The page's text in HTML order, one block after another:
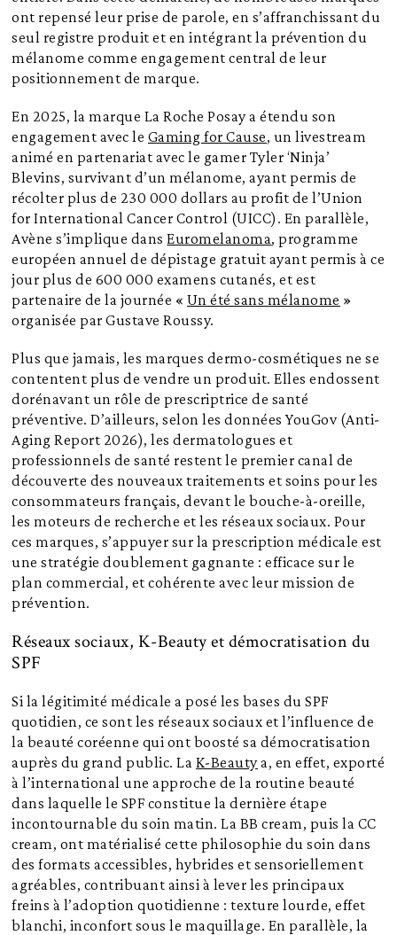
ont repensé leur prise de parole, en s’affranchissant du
seul registre produit et en intégrant la prévention du
mélanome comme engagement central de leur
positionnement de marque.
En 2025, la marque La Roche Posay a étendu son
engagement avec le Gaming for Cause, un livestream
animé en partenariat avec le gamer Tyler ‘Ninja’
Blevins, survivant d’un mélanome, ayant permis de
récolter plus de 230 000 dollars au profit de l’Union
for International Cancer Control (UICC). En parallèle,
Avène s’implique dansEuromelanoma, programme
européen annuel de dépistage gratuit ayant permis à ce
jour plus de 600 000 examens cutanés, et est
partenaire de la journée « Un été sans mélanome »
organisée par Gustave Roussy.
Plus que jamais, les marques dermo-cosmétiques ne se
contentent plus de vendre un produit. Elles endossent
dorénavant un rôle de prescriptrice de santé
préventive. D’ailleurs, selon les données YouGov (Anti-
Aging Report 2026), les dermatologues et
professionnels de santé restent le premier canal de
découverte des nouveaux traitements et soins pour les
consommateurs français, devant le bouche-à-oreille,
les moteurs de recherche et les réseaux sociaux. Pour
ces marques, s’appuyer sur la prescription médicale est
une stratégie doublement gagnante : efficace sur le
plan commercial, et cohérente avec leur mission de
prévention.
Réseaux sociaux, K-Beauty et démocratisation du
SPF
Si la légitimité médicale a posé les bases du SPF
quotidien, ce sont les réseaux sociaux et l’influence de
la beauté coréenne qui ont boosté sa démocratisation
auprès du grand public. La K-Beautya, en effet, exporté
à l’international une approche de la routine beauté
dans laquelle le SPF constitue la dernière étape
incontournable du soin matin. La BB cream, puis la CC
cream, ont matérialisé cette philosophie du soin dans
des formats accessibles, hybrides et sensoriellement
agréables, contribuant ainsi à lever les principaux
freins à l’adoption quotidienne : texture lourde, effet
blanchi, inconfort sous le maquillage. En parallèle, la